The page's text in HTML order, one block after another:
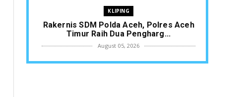
KLIPING
Rakernis SDM Polda Aceh, Polres Aceh
Timur Raih Dua Pengharg...
August 05, 2026
ACEH TAMIANG